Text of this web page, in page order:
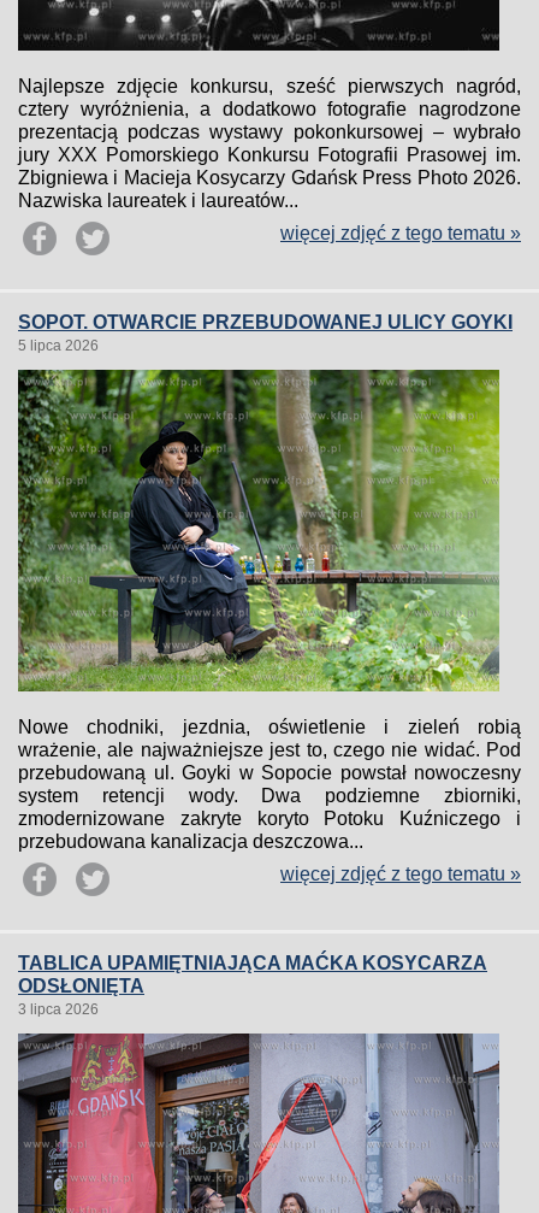
Najlepsze zdjęcie konkursu, sześć pierwszych nagród,
cztery wyróżnienia, a dodatkowo fotografie nagrodzone
prezentacją podczas wystawy pokonkursowej – wybrało
jury XXX Pomorskiego Konkursu Fotografii Prasowej im.
Zbigniewa i Macieja Kosycarzy Gdańsk Press Photo 2026.
Nazwiska laureatek i laureatów...
więcej zdjęć z tego tematu »
SOPOT. OTWARCIE PRZEBUDOWANEJ ULICY GOYKI
5 lipca 2026
Nowe chodniki, jezdnia, oświetlenie i zieleń robią
wrażenie, ale najważniejsze jest to, czego nie widać. Pod
przebudowaną ul. Goyki w Sopocie powstał nowoczesny
system retencji wody. Dwa podziemne zbiorniki,
zmodernizowane zakryte koryto Potoku Kuźniczego i
przebudowana kanalizacja deszczowa...
więcej zdjęć z tego tematu »
TABLICA UPAMIĘTNIAJĄCA MAĆKA KOSYCARZA
ODSŁONIĘTA
3 lipca 2026